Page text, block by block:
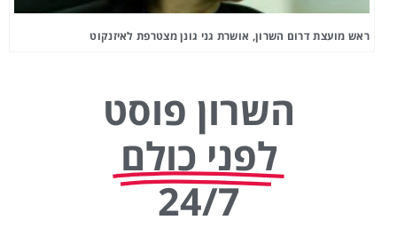
ראש מועצת דרום השרון, אושרת גני גונן מצטרפת לאיזנקוט
השרון פוסט
לפני כולם
24/7